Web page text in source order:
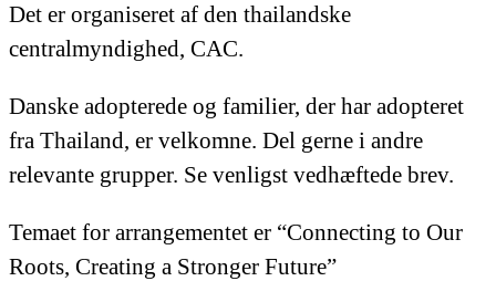
Det er organiseret af den thailandske
centralmyndighed, CAC.
Danske adopterede og familier, der har adopteret
fra Thailand, er velkomne. Del gerne i andre
relevante grupper. Se venligst vedhæftede brev.
Temaet for arrangementet er “Connecting to Our
Roots, Creating a Stronger Future”